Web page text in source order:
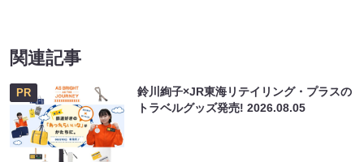
関連記事
PR
鈴川絢子×JR東海リテイリング・プラスの
トラベルグッズ発売!2026.08.05